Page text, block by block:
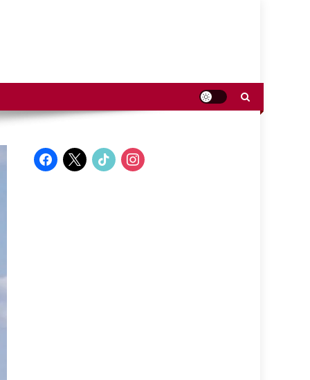
facebook
x tiktok instagram